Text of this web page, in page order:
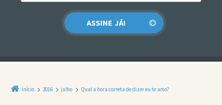
Início 2016 julho Qual a hora correta de dizer eu te amo?